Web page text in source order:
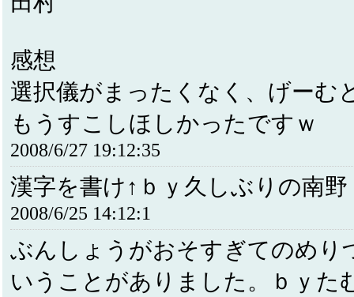
感想
選択儀がまったくなく、げーむ
もうすこしほしかったですｗ
2008/6/27 19:12:35
漢字を書け↑ｂｙ久しぶりの南野
2008/6/25 14:12:1
ぶんしょうがおそすぎてのめり
いうことがありました。ｂｙた